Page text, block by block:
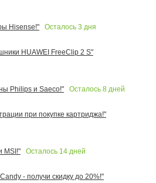
Hisense!"
Осталось 3 дня
HUAWEI FreeClip 2 S"
Philips и Saeco!"
Осталось 8 дней
при покупке картриджа!"
MSI!"
Осталось 14 дней
- получи скидку до 20%!"